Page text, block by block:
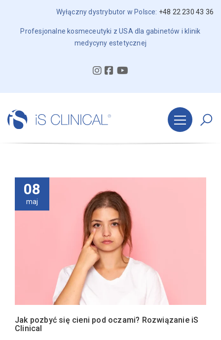
Wyłączny dystrybutor w Polsce: +48 22 230 43 36
Profesjonalne kosmeceutyki z USA dla gabinetów i klinik
medycyny estetycznej
08
maj
Jak pozbyć się cieni pod oczami? Rozwiązanie iS
Clinical